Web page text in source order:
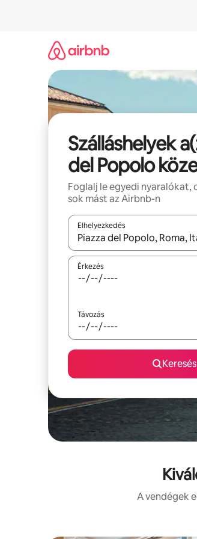
Szálláshelyek
del Popolo
Foglalj le egyedi nyaralókat,
sok mást az Airbnb-n
Elhelyezkedés
Az eredmények között a
Érkezés
Távozás
Keresés
A vendégek